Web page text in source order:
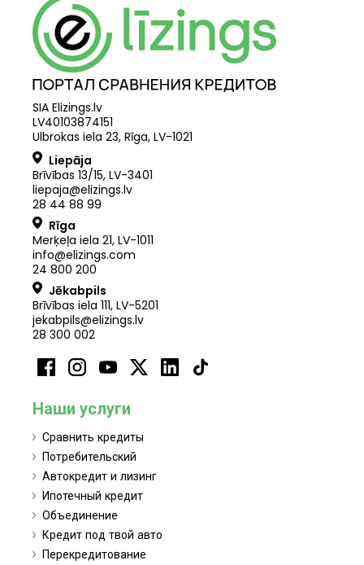
SIA Elizings.lv
LV40103874151
Ulbrokas iela 23, Rīga, LV-1021
Liepāja
Brīvības 13/15, LV-3401
liepaja@elizings.lv
28 44 88 99
Rīga
Merķeļa iela 21, LV-1011
info@elizings.com
24 800 200
Jēkabpils
Brīvības iela 111, LV-5201
jekabpils@elizings.lv
28 300 002
Наши услуги
Сравнить кредиты
Потребительский
Автокредит и лизинг
Ипотечный кредит
Объединение
Кредит под твой авто
Перекредитование